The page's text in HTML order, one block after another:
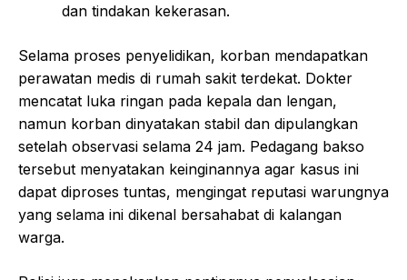
dan tindakan kekerasan.
Selama proses penyelidikan, korban mendapatkan
perawatan medis di rumah sakit terdekat. Dokter
mencatat luka ringan pada kepala dan lengan,
namun korban dinyatakan stabil dan dipulangkan
setelah observasi selama 24 jam. Pedagang bakso
tersebut menyatakan keinginannya agar kasus ini
dapat diproses tuntas, mengingat reputasi warungnya
yang selama ini dikenal bersahabat di kalangan
warga.